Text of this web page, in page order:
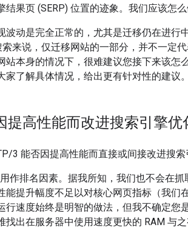
果页 (SERP) 位置的迹象。我们应该怎么
波动是完全正常的，尤其是迁移仍在进行
来说，仅迁移网站的一部分，并不一定
站本身的情况下，很难建议您接下来该怎
了解具体情况，给出更有针对性的建议。
提高性能而改进搜索引擎优
3 能否因提高性能而直接或间接改进搜索
作排名因素。据我所知，我们也不会在
能提升幅度不足以对核心网页指标（我们
行速度始终是明智的做法，但我不确定您
出在服务器中使用速度更快的 RAM 与之